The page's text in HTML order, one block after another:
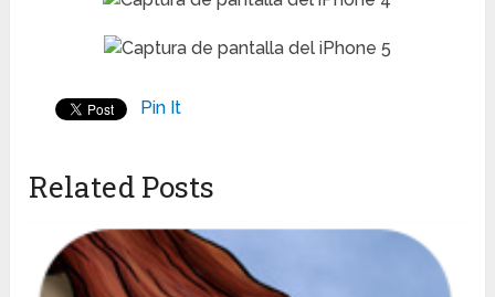
Pin It
Related Posts